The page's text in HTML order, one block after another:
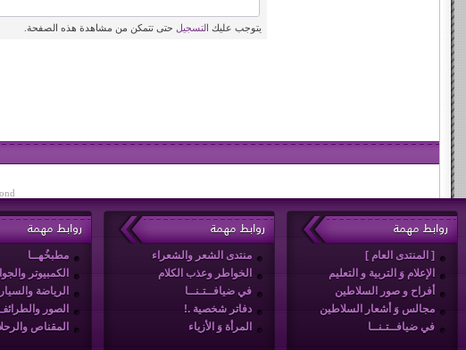
يتوجب عليك التسجيل حتى تتمكن من مشاهدة هذه الصفحة.
روابط مهمة
[ المنتدى العام ]
الإعلام وَ التربية و التعليم
أفراح و صور السلاطين
مجالس وَ أشعار السلاطين
في ضيافــتـنــا
روابط مهمة
منتدى الشعر والشعراء
الخواطر وعذب الكلام
في ضيافــتـنــا
دفاتر شخصية .!
المرأة وَ الأزياء
روابط مهمة
مطبخُهــا
الكمبيوتر
الرياضة
الصور
المقناص